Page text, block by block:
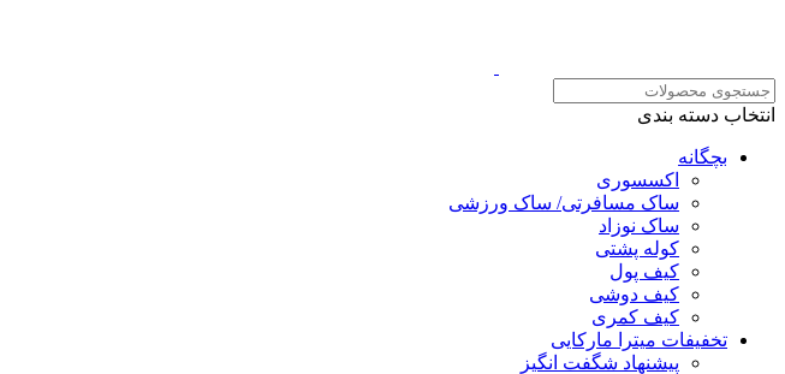
انتخاب دسته بندی
بچگانه
اکسسوری
ساک مسافرتی/ ساک ورزشی
ساک نوزاد
کوله پشتی
کیف پول
کیف دوشی
کیف کمری
تخفیفات میترا مارکایی
پیشنهاد شگفت انگیز